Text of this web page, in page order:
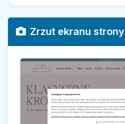
Zrzut ekranu strony